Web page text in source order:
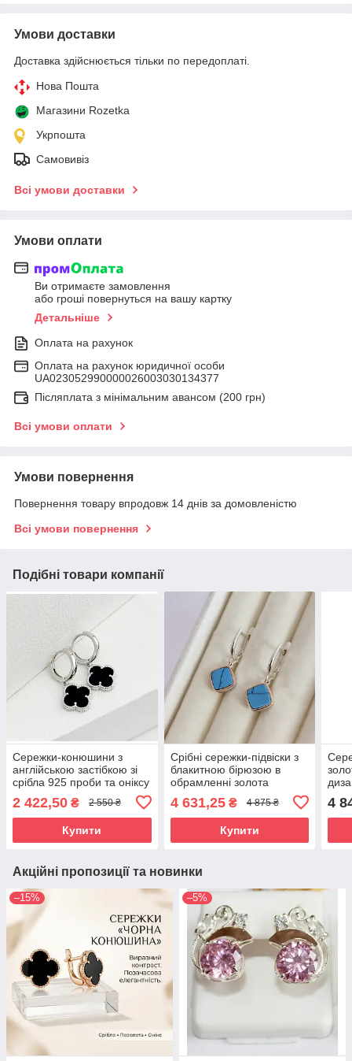
Умови доставки
Доставка здійснюється тільки по передоплаті.
Нова Пошта
Магазини Rozetka
Укрпошта
Самовивіз
Всі умови доставки
Умови оплати
Ви отримаєте замовлення
або гроші повернуться на вашу картку
Детальніше
Оплата на рахунок
Оплата на рахунок юридичної особи
UA023052990000026003030134377
Післяплата з мінімальним авансом (200 грн)
Всі умови оплати
Умови повернення
Повернення товару впродовж 14 днів за домовленістю
Всі умови повернення
Подібні товари компанії
Сережки-конюшини з
англійською застібкою зі
срібла 925 проби та оніксу
2 422,50 ₴ 2 550 ₴
Купити
Срібні сережки-підвіски з
блакитною бірюзою в
обрамленні золота
золото 375 проби
4 631,25₴ 4 875 ₴
Купити
4
Акційні пропозиції та новинки
–15% –5%